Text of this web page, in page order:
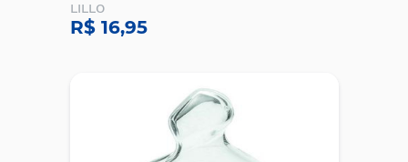
LILLO
R$ 16,95